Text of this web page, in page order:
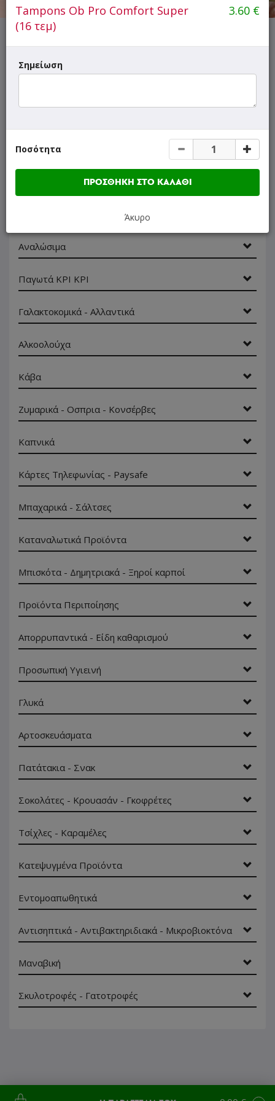
-50%μόνο για παραγγελίες Take Away!
αναζήτηση
SUPER Προσφορές
Αναλώσιμα
Παγωτά ΚΡΙ ΚΡΙ
Γαλακτοκομικά - Αλλαντικά
Αλκοολούχα
Κάβα
Ζυμαρικά - Οσπρια - Κονσέρβες
Καπνικά
Κάρτες Τηλεφωνίας - Paysafe
Μπαχαρικά - Σάλτσες
Καταναλωτικά Προϊόντα
Μπισκότα - Δημητριακά - Ξηροί καρποί
Προϊόντα Περιποίησης
Απορρυπαντικά - Είδη καθαρισμού
Προσωπική Υγιεινή
Γλυκά
Αρτοσκευάσματα
Πατάτακια - Σνακ
Σοκολάτες - Κρουασάν - Γκοφρέτες
Τσίχλες - Καραμέλες
Κατεψυγμένα Προϊόντα
Εντομοαπωθητικά
Αντισηπτικά - Αντιβακτηριδιακά - Μικροβιοκτόνα
Μαναβική
Σκυλοτροφές - Γατοτροφές
Tampons Ob Pro Comfort Super
(16 τεμ)
3.60 €
Σημείωση
Ποσότητα
ΠΡΟΣΘΗΚΗ ΣΤΟ ΚΑΛΑΘΙ
Άκυρο